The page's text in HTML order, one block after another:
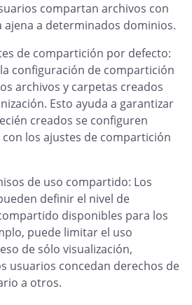
compartan archivos con
ajena a determinados dominios.
de compartición por defecto:
configuración de compartición
archivos y carpetas creados
Esto ayuda a garantizar
creados se configuren
los ajustes de compartición
de uso compartido: Los
definir el nivel de
disponibles para los
puede limitar el uso
de sólo visualización,
usuarios concedan derechos de
a otros.